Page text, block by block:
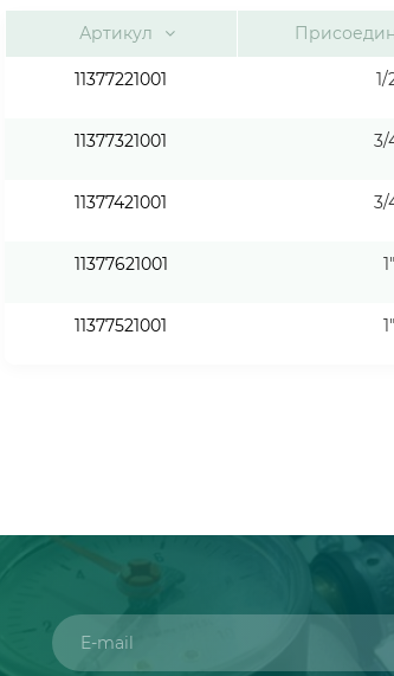
Артикул
11377221001 1/
11377321001 3/
11377421001 3/
11377621001 1"
11377521001 1"